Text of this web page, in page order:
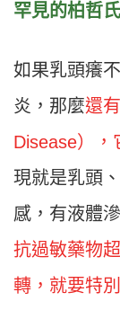
罕見的柏哲
如果乳頭癢
炎，那麼還
Disease），
現就是乳頭
感，有液體
抗過敏藥物
轉，就要特